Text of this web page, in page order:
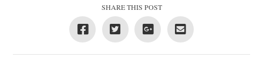
SHARE THIS POST